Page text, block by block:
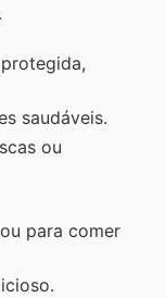
saudáveis.
ou
para comer